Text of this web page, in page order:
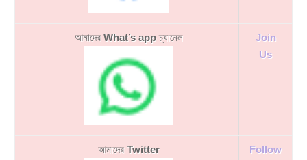
আমাদের What’s app চ্যানেল
Join
Us
আমাদের Twitter
Follow